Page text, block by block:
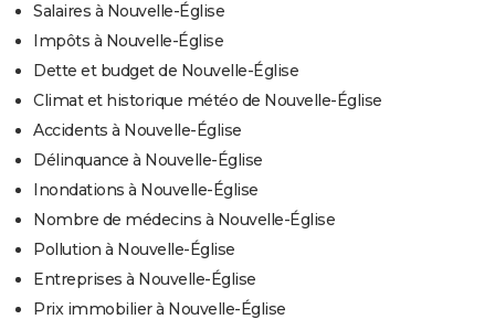
Salaires à Nouvelle-Église
Impôts à Nouvelle-Église
Dette et budget de Nouvelle-Église
Climat et historique météo de Nouvelle-Église
Accidents à Nouvelle-Église
Délinquance à Nouvelle-Église
Inondations à Nouvelle-Église
Nombre de médecins à Nouvelle-Église
Pollution à Nouvelle-Église
Entreprises à Nouvelle-Église
Prix immobilier à Nouvelle-Église